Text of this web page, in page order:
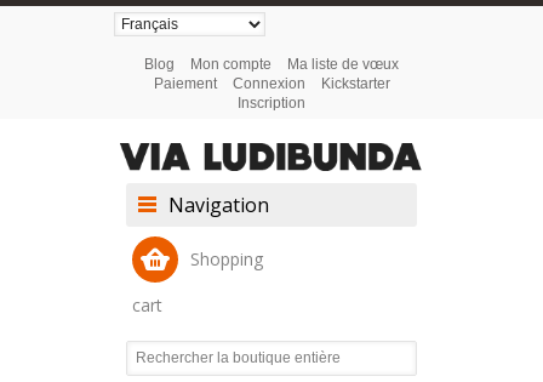
Blog Mon compte
Ma liste de vœux
Paiement
Connexion
Kickstarter
Inscription
Navigation
Shopping
cart